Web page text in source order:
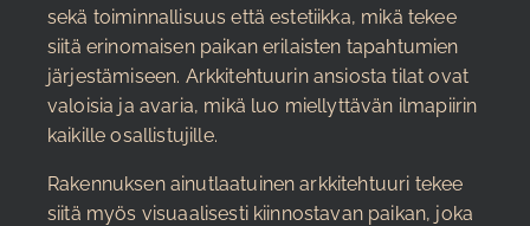
sekä toiminnallisuus että estetiikka, mikä tekee
siitä erinomaisen paikan erilaisten tapahtumien
järjestämiseen. Arkkitehtuurin ansiosta tilat ovat
valoisia ja avaria, mikä luo miellyttävän ilmapiirin
kaikille osallistujille.
Rakennuksen ainutlaatuinen arkkitehtuuri tekee
siitä myös visuaalisesti kiinnostavan paikan, joka